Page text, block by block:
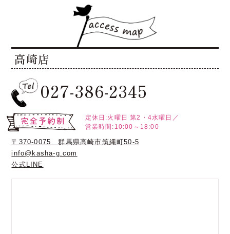
高崎店
027-386-2345
定休日:火曜日 第2・4水曜日／
営業時間:10:00～18:00
〒370-0075 群馬県高崎市筑縄町50-5
info@kasha-g.com
公式LINE